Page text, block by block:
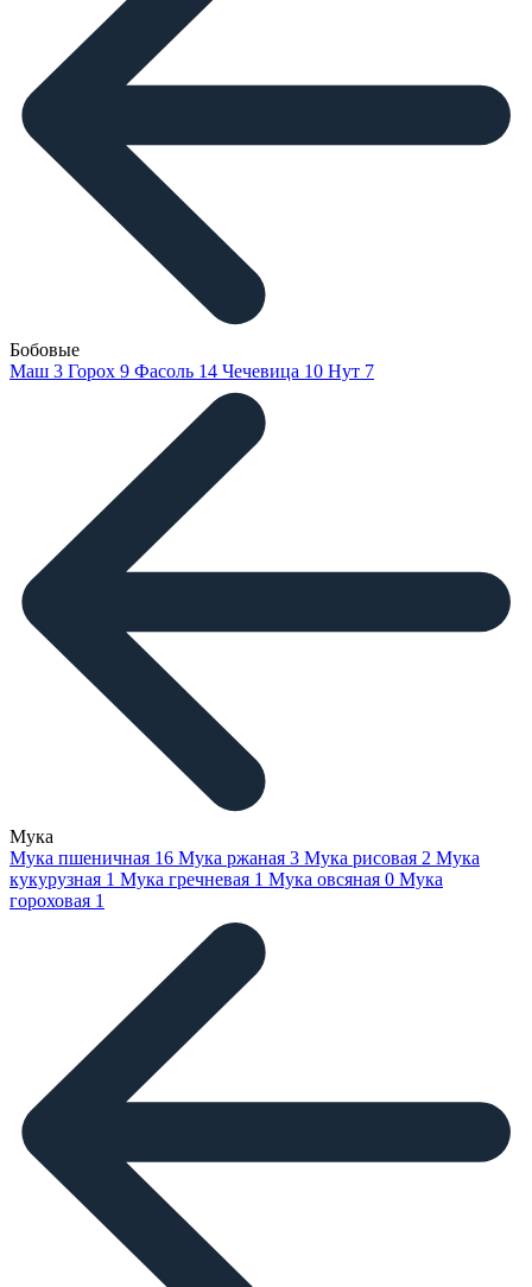
Бобовые
Маш 3 Горох 9 Фасоль 14 Чечевица 10 Нут 7
Мука
Мука пшеничная 16 Мука ржаная 3 Мука рисовая 2 Мука
кукурузная 1 Мука гречневая 1 Мука овсяная 0 Мука
гороховая 1